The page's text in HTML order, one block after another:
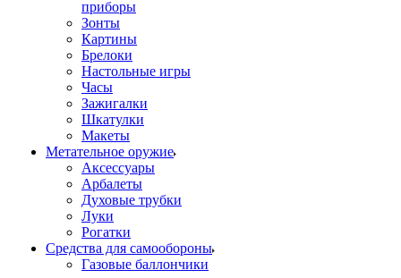
приборы
Зонты
Картины
Брелоки
Настольные игры
Часы
Зажигалки
Шкатулки
Макеты
Метательное оружие
Аксессуары
Арбалеты
Духовые трубки
Луки
Рогатки
Средства для самообороны
Газовые баллончики